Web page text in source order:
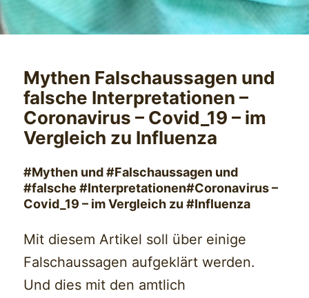
Mythen Falschaussagen und
falsche Interpretationen –
Coronavirus – Covid_19 – im
Vergleich zu Influenza
#Mythen und #Falschaussagen und
#falsche #Interpretationen#Coronavirus –
Covid_19 – im Vergleich zu #Influenza
Mit diesem Artikel soll über einige
Falschaussagen aufgeklärt werden.
Und dies mit den amtlich